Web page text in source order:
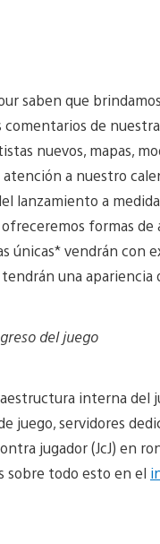
saben que
comentarios de
nuevos, mapas,
a nuestro
lanzamiento a
formas
únicas* vendrán con
una
del juego
interna del
juego, servidores
jugador (JcJ) en
sobre todo esto en el